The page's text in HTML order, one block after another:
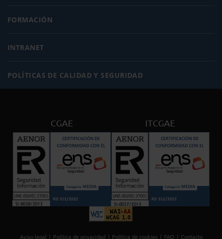
FORMACIÓN
INTRANET
POLÍTICAS DE CALIDAD Y SEGURIDAD
CGAE ITCGAE
Aviso legal Política de privacidad Política de cookies FAQ Contacto